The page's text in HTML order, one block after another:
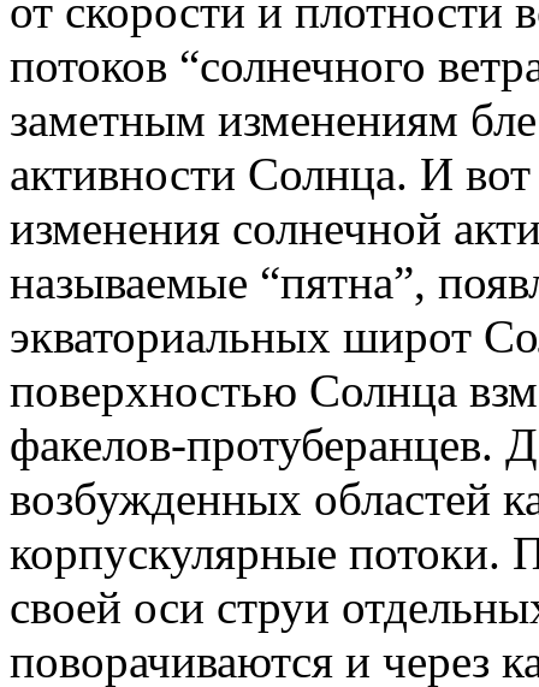
от скорости и плотности
потоков “солнечного
заметным изменениям
активности Солнца. И
изменения солнечной
называемые “пятна”,
экваториальных широт
поверхностью Солнца
факелов-протуберанцев.
возбужденных областей
корпускулярные потоки.
своей оси струи
поворачиваются и через